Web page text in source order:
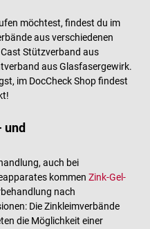
möchtest, findest du im
aus verschiedenen
Stützverband aus
aus Glasfasergewirk.
im DocCheck Shop findest
und
auch bei
kommen Zink-Gel-
nach
Die Zinkleimverbände
die Möglichkeit einer